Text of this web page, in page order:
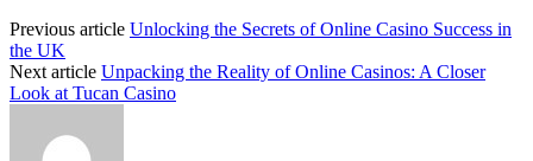
Previous article Unlocking the Secrets of Online Casino Success in
the UK
Next article Unpacking the Reality of Online Casinos: A Closer
Look at Tucan Casino